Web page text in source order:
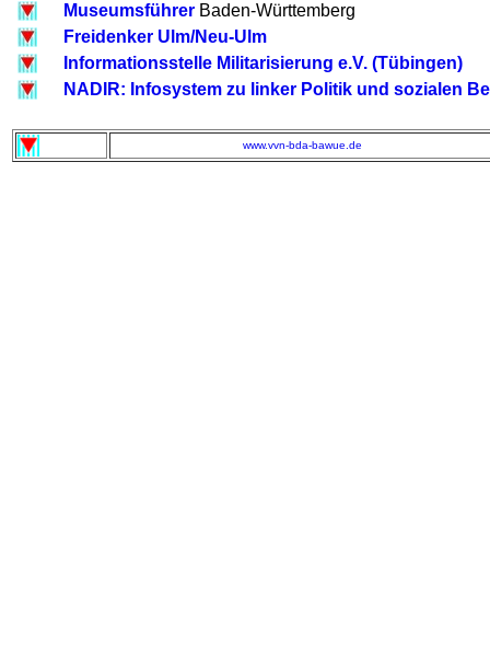
Museumsführer Baden-Württemberg
Freidenker Ulm/Neu-Ulm
Informationsstelle Militarisierung e.V. (Tübingen)
NADIR: Infosystem zu linker Politik und sozialen
www.vvn-bda-bawue.de